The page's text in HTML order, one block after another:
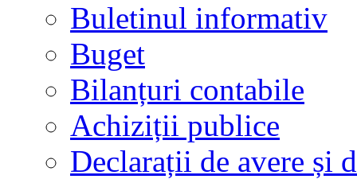
Buletinul informativ
Buget
Bilanțuri contabile
Achiziții publice
Declarații de avere și